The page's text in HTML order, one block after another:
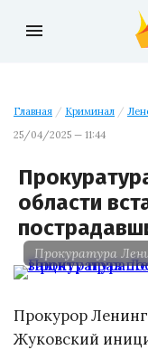
menu
Главная / Криминал /
25/04/2025 — 11:44
области
Прокуратура
Прокурор
Жуковский